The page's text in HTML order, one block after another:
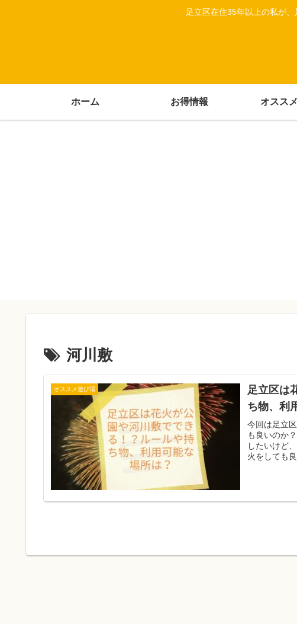
足立区在住35年以上の私が
ホーム お得情報 オスス
河川敷
オススメ遊び場
足立区は
ち物、利
今回は足立
も良いのか
したいけど
火をしても